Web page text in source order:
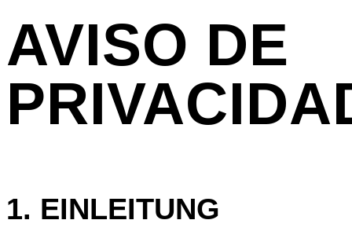
AVISO DE
1. EINLEITUNG